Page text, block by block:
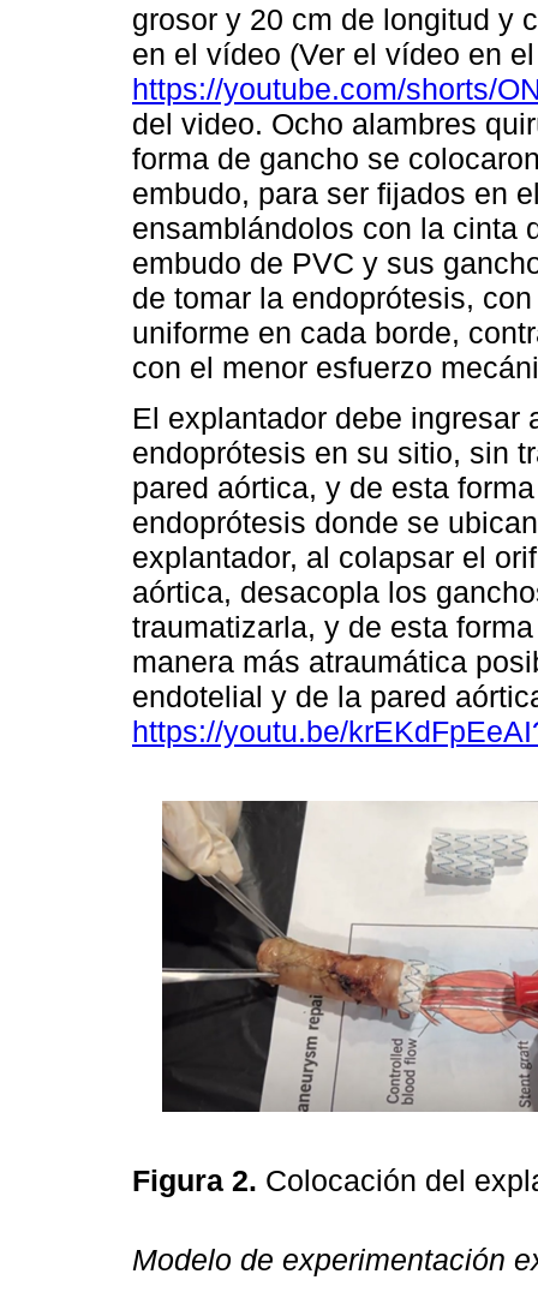
grosor y 20 cm de longitud y
en el vídeo (Ver el vídeo en
https://youtube.com/shorts/
del video. Ocho alambres
forma de gancho se
embudo, para ser fijados en
ensamblándolos con la cinta
embudo de PVC y sus
de tomar la endoprótesis,
uniforme en cada borde,
con el menor esfuerzo
El explantador debe ingresar
endoprótesis en su sitio, sin
pared aórtica, y de esta
endoprótesis donde se
explantador, al colapsar el
aórtica, desacopla los
traumatizarla, y de esta
manera más atraumática
endotelial y de la pared
https://youtu.be/
Figura 2. Colocación del
Modelo de experimentación